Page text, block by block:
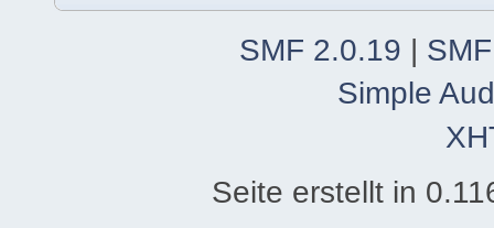
SMF 2.0.19 |
Simple
Seite erstellt in